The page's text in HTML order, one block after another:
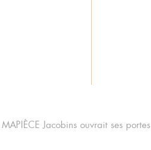
Jacobins ouvrait ses